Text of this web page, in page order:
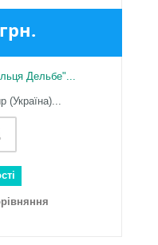
Дельбе"...
(Україна)...